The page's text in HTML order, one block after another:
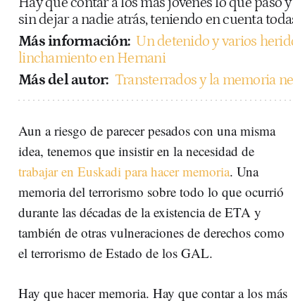
sin dejar a nadie atrás, teniendo en cuenta
Más información: Un detenido y varios
linchamiento en Hernani
Más del autor: Transterrados y la memoria
Aun a riesgo de parecer pesados con una misma
idea, tenemos que insistir en la necesidad de
trabajar en Euskadi para hacer memoria. Una
memoria del terrorismo sobre todo lo que ocurrió
durante las décadas de la existencia de ETA y
también de otras vulneraciones de derechos como
el terrorismo de Estado de los GAL.
Hay que hacer memoria. Hay que contar a los más